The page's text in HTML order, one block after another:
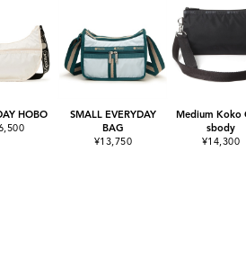
HOBO
SMALL EVERYDAY
BAG
¥13,750
Medium Koko
sbody
¥14,300